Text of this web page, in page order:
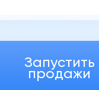
Запустить
продажи